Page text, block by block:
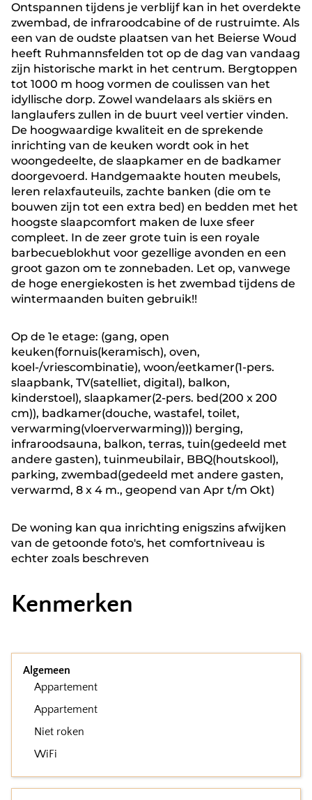
Ontspannen tijdens je verblijf kan in het overdekte
zwembad, de infraroodcabine of de rustruimte. Als
een van de oudste plaatsen van het Beierse Woud
heeft Ruhmannsfelden tot op de dag van vandaag
zijn historische markt in het centrum. Bergtoppen
tot 1000 m hoog vormen de coulissen van het
idyllische dorp. Zowel wandelaars als skiërs en
langlaufers zullen in de buurt veel vertier vinden.
De hoogwaardige kwaliteit en de sprekende
inrichting van de keuken wordt ook in het
woongedeelte, de slaapkamer en de badkamer
doorgevoerd. Handgemaakte houten meubels,
leren relaxfauteuils, zachte banken (die om te
bouwen zijn tot een extra bed) en bedden met het
hoogste slaapcomfort maken de luxe sfeer
compleet. In de zeer grote tuin is een royale
barbecueblokhut voor gezellige avonden en een
groot gazon om te zonnebaden. Let op, vanwege
de hoge energiekosten is het zwembad tijdens de
wintermaanden buiten gebruik!!
Op de 1e etage: (gang, open
keuken(fornuis(keramisch), oven,
koel-/vriescombinatie), woon/eetkamer(1-pers.
slaapbank, TV(satelliet, digital), balkon,
kinderstoel), slaapkamer(2-pers. bed(200 x 200
cm)), badkamer(douche, wastafel, toilet,
verwarming(vloerverwarming))) berging,
infraroodsauna, balkon, terras, tuin(gedeeld met
andere gasten), tuinmeubilair, BBQ(houtskool),
parking, zwembad(gedeeld met andere gasten,
verwarmd, 8 x 4 m., geopend van Apr t/m Okt)
De woning kan qua inrichting enigszins afwijken
van de getoonde foto's, het comfortniveau is
echter zoals beschreven
Kenmerken
Algemeen
Appartement
Appartement
Niet roken
WiFi